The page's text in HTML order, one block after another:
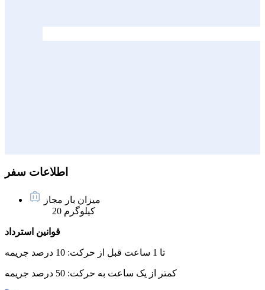
اطلاعات سفر
میزان بار مجاز
20 کیلوگرم
قوانین استرداد
تا 1 ساعت قبل از حرکت: 10 درصد جریمه
کمتر از یک ساعت به حرکت: 50 درصد جریمه